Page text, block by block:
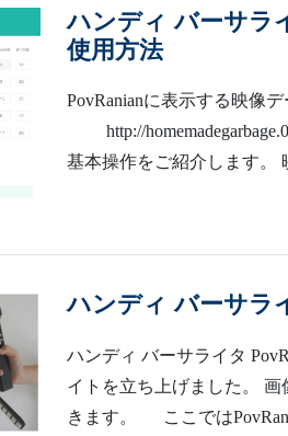
ハンディ バーサラ
使用方法
PovRanianに表示する映像
http://
基本操作をご紹介します
ハンディ バーサラ
ハンディ バーサライタ
イトを立ち上げました。
きます。 ここでは